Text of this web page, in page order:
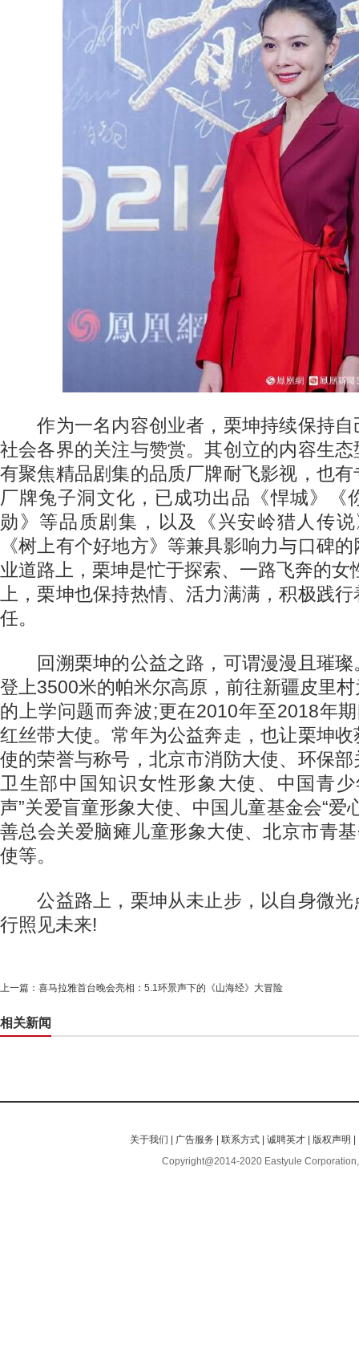
作为一名内容创业者，栗坤持续保持自
社会各界的关注与赞赏。其创立的内容生
有聚焦精品剧集的品质厂牌耐飞影视，也
厂牌兔子洞文化，已成功出品《悍城》《
勋》等品质剧集，以及《兴安岭猎人传
《树上有个好地方》等兼具影响力与口碑
业道路上，栗坤是忙于探索、一路飞奔的女
上，栗坤也保持热情、活力满满，积极践
任。
回溯栗坤的公益之路，可谓漫漫且璀璨
登上3500米的帕米尔高原，前往新疆皮里
的上学问题而奔波;更在2010年至2018年
红丝带大使。常年为公益奔走，也让栗坤
使的荣誉与称号，北京市消防大使、环保
卫生部中国知识女性形象大使、中国青
声”关爱盲童形象大使、中国儿童基金会“爱
善总会关爱脑瘫儿童形象大使、北京市青
使等。
公益路上，栗坤从未止步，以自身微光
行照见未来!
上一篇： 喜马拉雅首台晚会亮相：5.1环景声下的《山海经》大冒险
相关新闻
关于我们 广告服务 |联系方式 |诚聘英才 版权声明
Copyright@2014-2020 Eastyule